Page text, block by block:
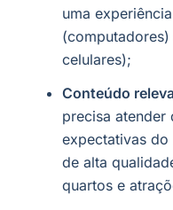
uma
celulares);
Conteúdo
precisa atender
expectativas
de alta
quartos e